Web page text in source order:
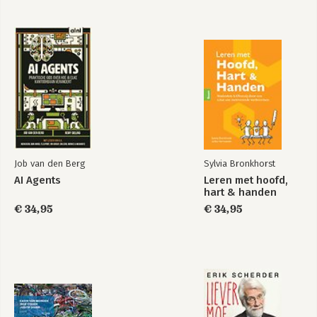
Me, myself & AI
Me, myself & AI -
English edition
Bekijk alle boeken
Job van den Berg
AI Agents
€ 34,95
Sylvia Bronkhorst
Leren met hoofd,
hart & handen
€ 34,95